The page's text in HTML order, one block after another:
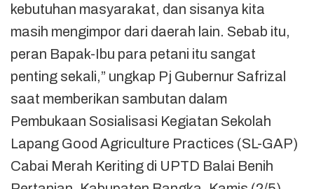
kebutuhan masyarakat, dan sisanya kita
masih mengimpor dari daerah lain. Sebab itu,
peran Bapak-Ibu para petani itu sangat
penting sekali,” ungkap Pj Gubernur Safrizal
saat memberikan sambutan dalam
Pembukaan Sosialisasi Kegiatan Sekolah
Lapang Good Agriculture Practices (SL-GAP)
Cabai Merah Keriting di UPTD Balai Benih